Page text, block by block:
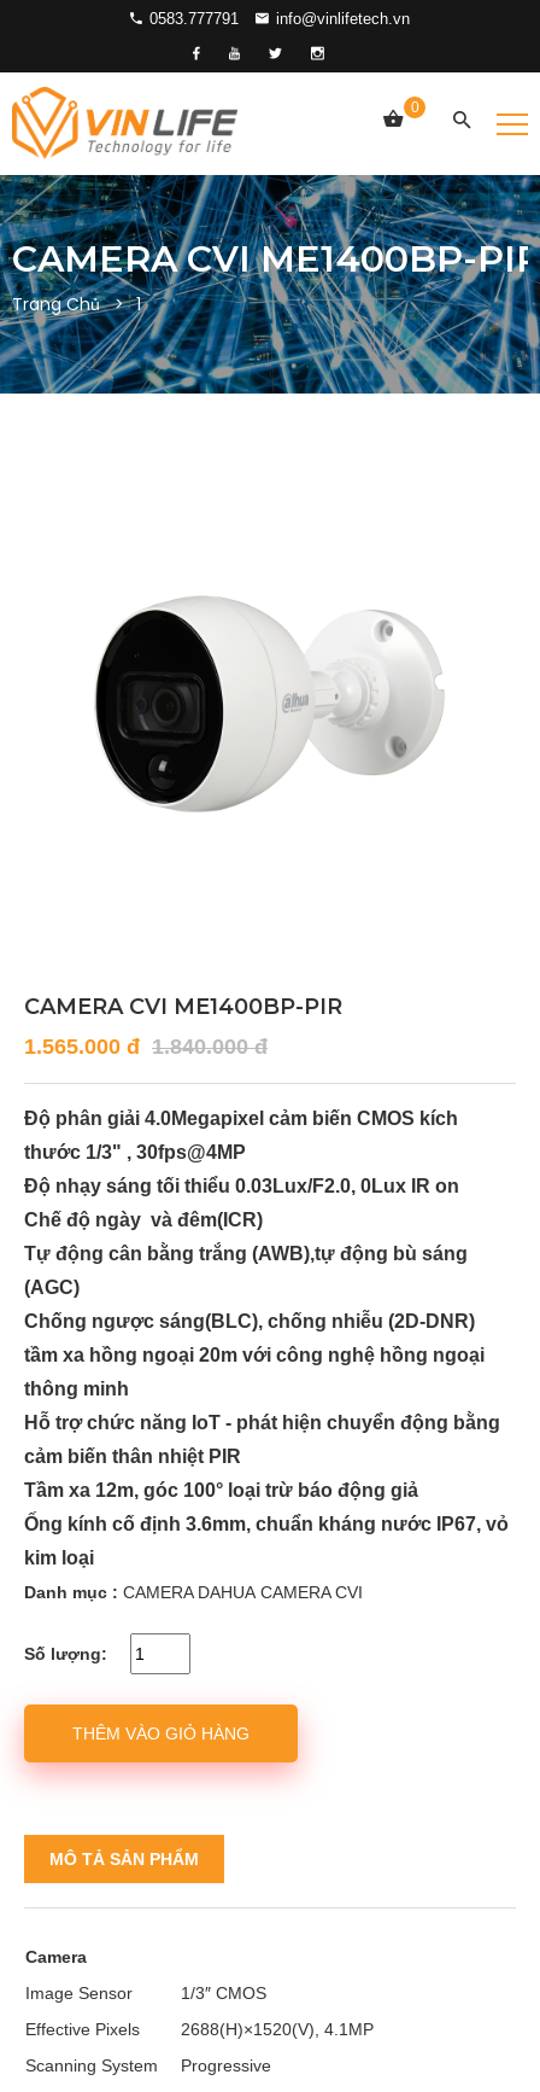
0583.777791 info@vinlifetech.vn
0
CAMERA CVI ME1400BP-
Trang Chủ 1
CAMERA CVI ME1400BP-PIR
1.565.000 đ 1.840.000 đ
Độ phân giải 4.0Megapixel cảm biến CMOS kích
thước 1/3" , 30fps@4MP
Độ nhạy sáng tối thiểu 0.03Lux/F2.0, 0Lux IR on
Chế độ ngày và đêm(ICR)
Tự động cân bằng trắng (AWB),tự động bù sáng
(AGC)
Chống ngược sáng(BLC), chống nhiễu (2D-DNR)
tầm xa hồng ngoại 20m với công nghệ hồng ngoại
thông minh
Hỗ trợ chức năng IoT - phát hiện chuyển động bằng
cảm biến thân nhiệt PIR
Tầm xa 12m, góc 100° loại trừ báo động giả
Ống kính cố định 3.6mm, chuẩn kháng nước IP67, vỏ
kim loại
Danh mục : CAMERA DAHUA CAMERA CVI
Số lượng:
THÊM VÀO GIỎ HÀNG
MÔ TẢ SẢN PHẨM
Camera
Image Sensor
1/3″ CMOS
Effective Pixels
2688(H)×1520(V), 4.1MP
Scanning System
Progressive